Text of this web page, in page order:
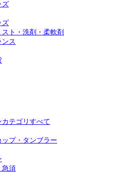
ズ
ズ
ト・洗剤・柔軟剤
ス
テゴリすべて
プ・タンブラー
急須